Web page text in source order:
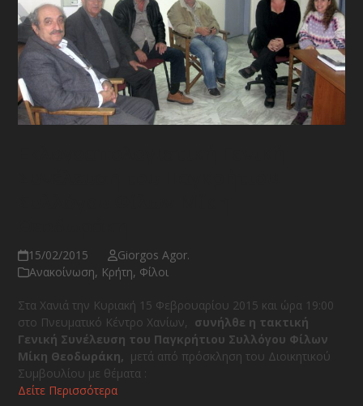
15/02/2015
Giorgos Agor.
Ανακοίνωση, Κρήτη, Φίλοι
Στα Χανιά την Κυριακή 15 Φεβρουαρίου 2015 και ώρα 19:00
στο Πνευματικό Κέντρο Χανίων, συνήλθε η τακτική
Γενική Συνέλευση του Παγκρήτιου Συλλόγου Φίλων
Μίκη Θεοδωράκη, μετά από πρόσκληση του Διοικητικού
Συμβουλίου με θέματα :
Δείτε Περισσότερα